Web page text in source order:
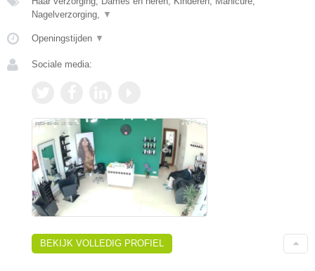
Nagelverzorging, ▼
Openingstijden ▼
Sociale media:
BEKIJK VOLLEDIG PROFIEL